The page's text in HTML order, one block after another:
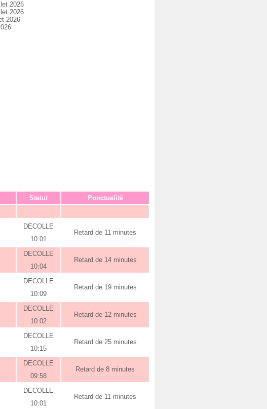
2026
2026
2026
Statut
Ponctualité
DECOLLE
10:01
Retard de 11 minutes
DECOLLE
10:04
Retard de 14 minutes
DECOLLE
10:09
Retard de 19 minutes
DECOLLE
10:02
Retard de 12 minutes
DECOLLE
10:15
Retard de 25 minutes
DECOLLE
09:58
Retard de 8 minutes
DECOLLE
10:01
Retard de 11 minutes